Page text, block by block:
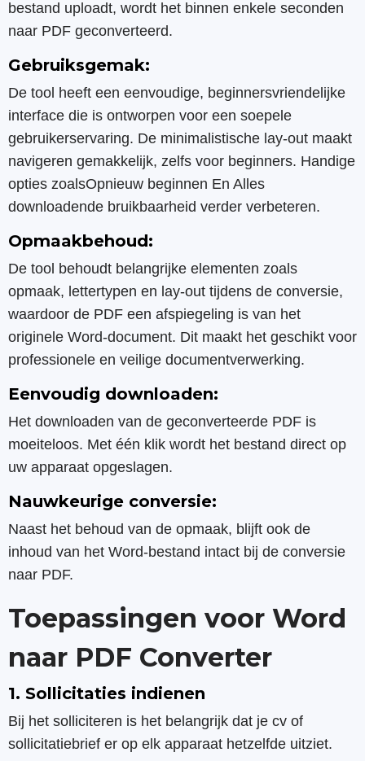
bestand uploadt, wordt het binnen enkele seconden
naar PDF geconverteerd.
Gebruiksgemak:
De tool heeft een eenvoudige, beginnersvriendelijke
interface die is ontworpen voor een soepele
gebruikerservaring. De minimalistische lay-out maakt
navigeren gemakkelijk, zelfs voor beginners. Handige
opties zoalsOpnieuw beginnen En Alles
downloadende bruikbaarheid verder verbeteren.
Opmaakbehoud:
De tool behoudt belangrijke elementen zoals
opmaak, lettertypen en lay-out tijdens de conversie,
waardoor de PDF een afspiegeling is van het
originele Word-document. Dit maakt het geschikt voor
professionele en veilige documentverwerking.
Eenvoudig downloaden:
Het downloaden van de geconverteerde PDF is
moeiteloos. Met één klik wordt het bestand direct op
uw apparaat opgeslagen.
Nauwkeurige conversie:
Naast het behoud van de opmaak, blijft ook de
inhoud van het Word-bestand intact bij de conversie
naar PDF.
Toepassingen voor Word
naar PDF Converter
1. Sollicitaties indienen
Bij het solliciteren is het belangrijk dat je cv of
sollicitatiebrief er op elk apparaat hetzelfde uitziet.